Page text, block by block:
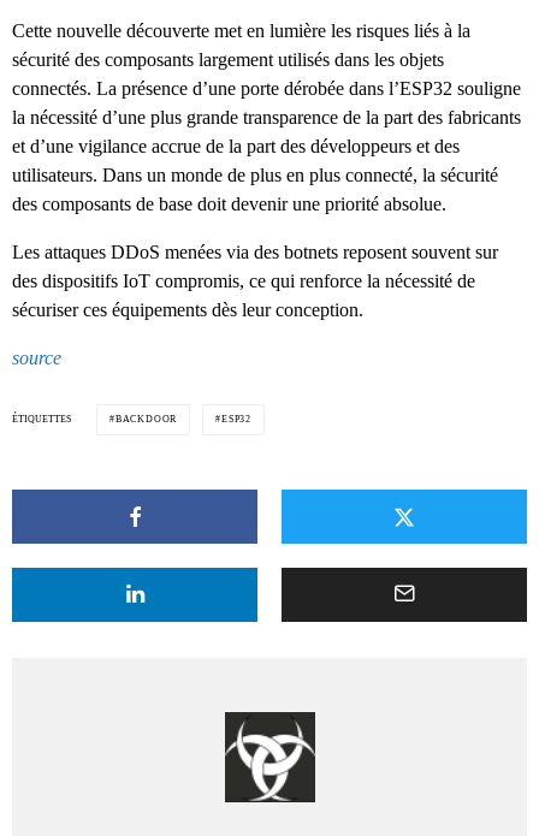
Cette nouvelle découverte met en lumière les risques liés à la
sécurité des composants largement utilisés dans les objets
connectés. La présence d’une porte dérobée dans l’ESP32 souligne
la nécessité d’une plus grande transparence de la part des fabricants
et d’une vigilance accrue de la part des développeurs et des
utilisateurs. Dans un monde de plus en plus connecté, la sécurité
des composants de base doit devenir une priorité absolue.
Les attaques DDoS menées via des botnets reposent souvent sur
des dispositifs IoT compromis, ce qui renforce la nécessité de
sécuriser ces équipements dès leur conception.
source
ÉTIQUETTES BACKDOOR ESP32